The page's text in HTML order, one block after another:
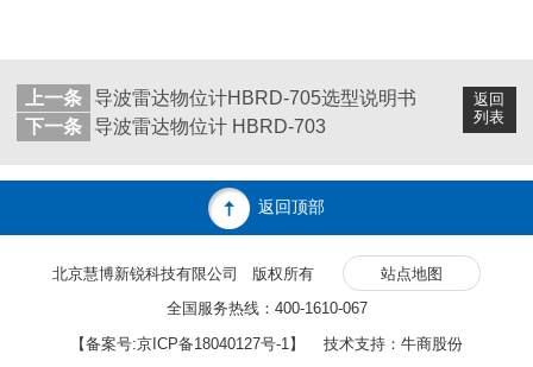
返回
列表
上一条
导波雷达物位计HBRD-705选型说明书
下一条
导波雷达物位计 HBRD-703
返回顶部
北京慧博新锐科技有限公司 版权所有
站点地图
全国服务热线：400-1610-067
【备案号:京ICP备18040127号-1 】 技术支持：牛商股份